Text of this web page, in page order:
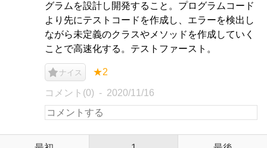
グラムを設計し開発すること。プログラムコード
より先にテストコードを作成し、エラーを検出し
ながら未定義のクラスやメソッドを作成していく
ことで高速化する。テストファースト。
ナイス ★2
コメント(0) 2020/11/16